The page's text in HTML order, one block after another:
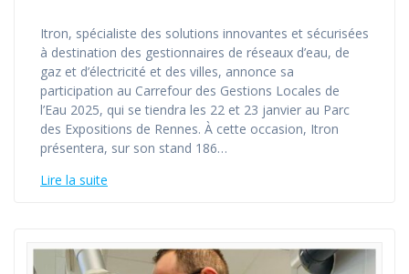
Itron, spécialiste des solutions innovantes et sécurisées
à destination des gestionnaires de réseaux d’eau, de
gaz et d’électricité et des villes, annonce sa
participation au Carrefour des Gestions Locales de
l’Eau 2025, qui se tiendra les 22 et 23 janvier au Parc
des Expositions de Rennes. À cette occasion, Itron
présentera, sur son stand 186…
Lire la suite